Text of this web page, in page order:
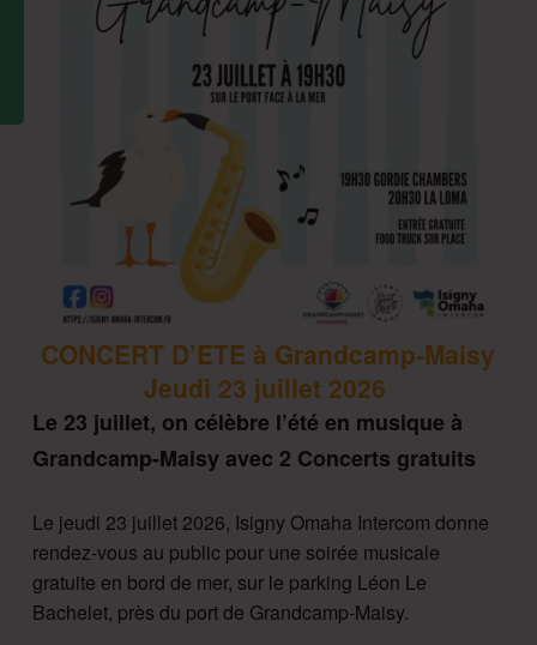
CONCERT D’ETE à Grandcamp-Maisy
Jeudi 23 juillet 2026
Le 23 juillet, on célèbre l’été en musique à
Grandcamp-Maisy avec 2 Concerts gratuits
Le jeudi 23 juillet 2026, Isigny Omaha Intercom donne
rendez-vous au public pour une soirée musicale
gratuite en bord de mer, sur le parking Léon Le
Bachelet, près du port de Grandcamp-Maisy.